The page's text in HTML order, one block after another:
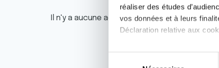
réaliser des études
vos données et à leurs
Déclaration relative aux
Si vous le permettez, nous
Collecter des
Il n'y a aucune actualité disponible pour le